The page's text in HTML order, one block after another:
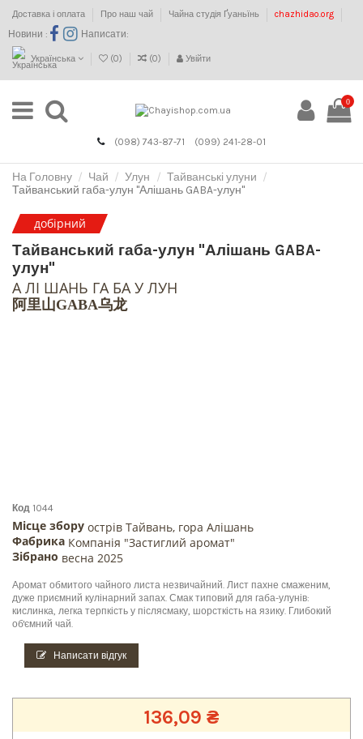
Доставка і оплата Про наш чай Чайна студія Ґуаньїнь chazhidao.org
Новини : Написати:
Українська (0) (0) Увійти
0
(098) 743-87-71 (099) 241-28-01
На Головну Чай Улун
Тайванські улуни
Тайванський габа-улун "Алішань GABA-улун"
добірний
Тайванський габа-улун "Алішань GABA-
улун"
А ЛІ ШАНЬ ГА БА У ЛУН
阿里山GABA乌龙
Код 1044
Місце збору острів Тайвань, гора Алішань
Фабрика Компанія "Застиглий аромат"
Зібрано весна 2025
Аромат обмитого чайного листа незвичайний. Лист пахне смаженим,
дуже приємний кулінарний запах. Смак типовий для габа-улунів:
кислинка, легка терпкість у післясмаку, шорсткість на язику. Глибокий
об'ємний чай.
Написати відгук
136,09 ₴